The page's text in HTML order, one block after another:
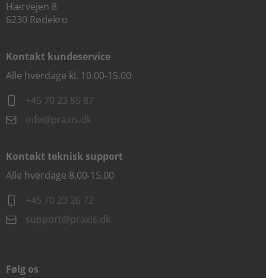
Hærvejen 8
6230 Rødekro
Kontakt kundeservice
Alle hverdage kl. 10.00-15.00
+45 70 23 85 87
info@praxis.dk
Kontakt teknisk support
Alle hverdage 8.00-15.00
+45 70 23 26 72
support@praxis.dk
Følg os